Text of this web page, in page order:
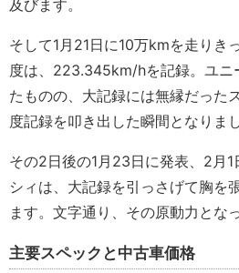
及びます。
そして1月21日に10万kmを走りき
度は、223.345km/hを記録。ユニ
たものの、大記録には無縁だった
度記録を叩き出した瞬間となりまし
その2日後の1月23日に発表、2月
シィは、大記録を引っさげて胸を
ます。文字通り、その原動力とな
主要スペックと中古車価格